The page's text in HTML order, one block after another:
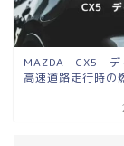
MAZDA CX5 デ
高速道路走行時の